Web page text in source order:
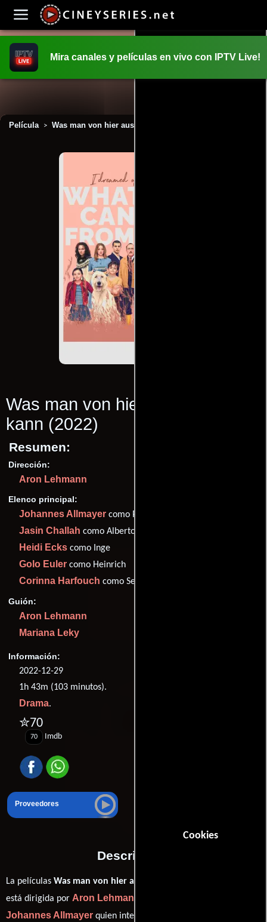
Cookies
Mira canales y películas en vivo con IPTV Live!
Película > Was man von hier aus sehen kann (2022)
Was man von hier aus sehen
kann (2022)
Resumen:
Dirección:
Aron Lehmann
Elenco principal:
Johannes Allmayer como Peter
Jasin Challah como Alberto
Heidi Ecks como Inge
Golo Euler como Heinrich
Corinna Harfouch como Selma
Guión:
Aron Lehmann
Mariana Leky
Información:
2022-12-29
1h 43m (103 minutos).
Drama.
✮70
70 Imdb
Proveedores
Descripción
La películas Was man von hier aus sehen kann
está dirigida por Aron Lehmann
Johannes Allmayer quien interpreta a Peter,